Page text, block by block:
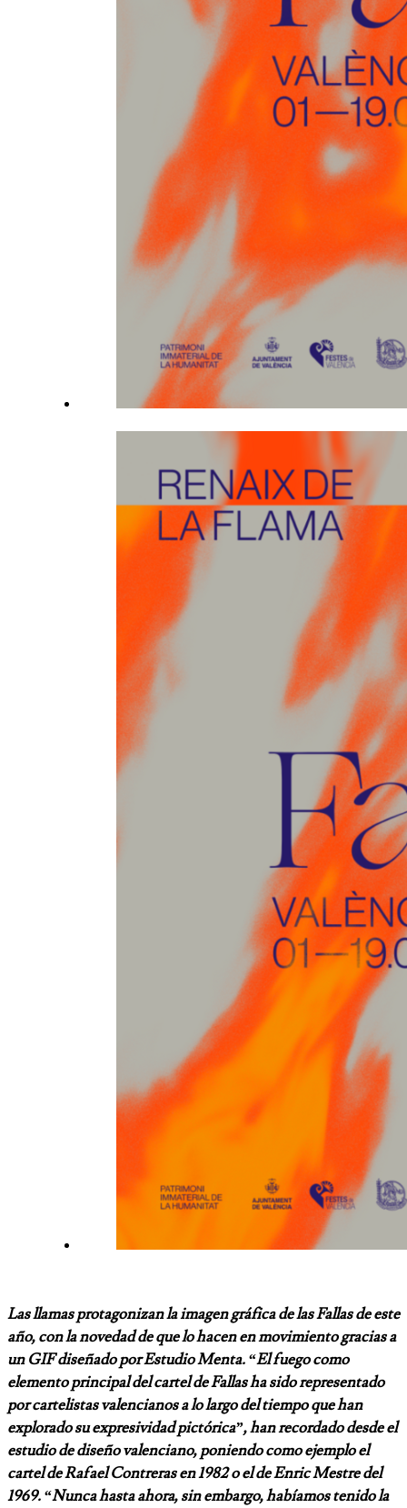
Las llamas protagonizan la imagen gráfica de las Fallas de este
año, con la novedad de que lo hacen en movimiento gracias a
un GIF diseñado por Estudio Menta. “El fuego como
elemento principal del cartel de Fallas ha sido representado
por cartelistas valencianos a lo largo del tiempo que han
explorado su expresividad pictórica”, han recordado desde el
estudio de diseño valenciano, poniendo como ejemplo el
cartel de Rafael Contreras en 1982 o el de Enric Mestre del
1969. “Nunca hasta ahora, sin embargo, habíamos tenido la